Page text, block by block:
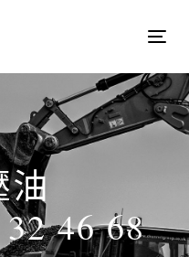
油
46 68